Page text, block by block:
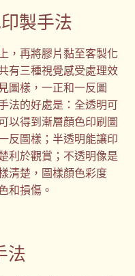
製手法
，再將膠片黏至客製化
有三種視覺感受處理效
圖樣，一正和一反圖
法的好處是：全透明可
以得到漸層顏色印刷圖
反圖樣；半透明能讓印
利於觀賞；不透明像是
清楚，圖樣顏色彩度
和損傷。
法